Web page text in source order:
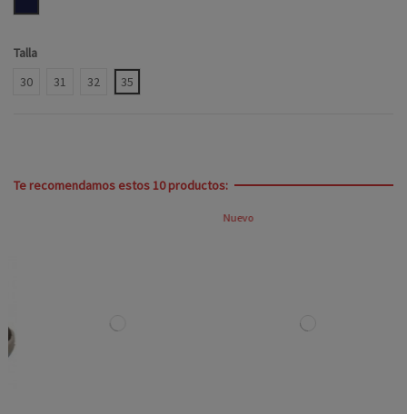
Talla
30
31 32 35
Te recomendamos estos 10 productos:
Nuevo